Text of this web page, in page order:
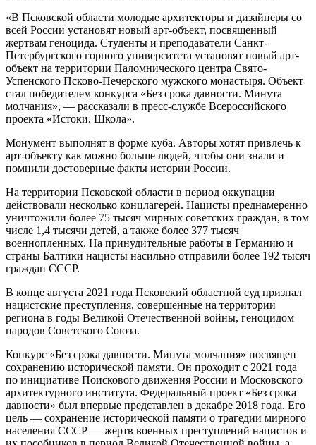
«В Псковской области молодые архитекторы и дизайнеры со
всей России установят новый арт-объект, посвященный
жертвам геноцида. Студенты и преподаватели Санкт-
Петербургского горного университета установят новый арт-
объект на территории Паломнического центра Свято-
Успенского Псково-Печерского мужского монастыря. Объект
стал победителем конкурса «Без срока давности. Минута
молчания», — рассказали в пресс-службе Всероссийского
проекта «Истоки. Школа».
Монумент выполнят в форме куба. Авторы хотят привлечь к
арт-объекту как можно больше людей, чтобы они знали и
помнили достоверные факты истории России.
На территории Псковской области в период оккупации
действовали несколько концлагерей. Нацисты преднамеренно
уничтожили более 75 тысяч мирных советских граждан, в том
числе 1,4 тысячи детей, а также более 377 тысяч
военнопленных. На принудительные работы в Германию и
страны Балтики нацисты насильно отправили более 192 тысяч
граждан СССР.
В конце августа 2021 года Псковский областной суд признал
нацистские преступления, совершенные на территории
региона в годы Великой Отечественной войны, геноцидом
народов Советского Союза.
Конкурс «Без срока давности. Минута молчания» посвящен
сохранению исторической памяти. Он проходит с 2021 года
по инициативе Поискового движения России и Московского
архитектурного института. Федеральный проект «Без срока
давности» был впервые представлен в декабре 2018 года. Его
цель — сохранение исторической памяти о трагедии мирного
населения СССР — жертв военных преступлений нацистов и